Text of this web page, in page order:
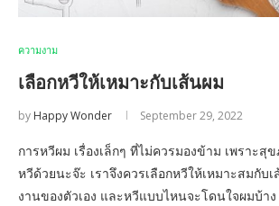
ความงาม
เลือกหวีให้เหมาะกับเส้นผม
by Happy Wonder September 29, 2022
การหวีผม เรื่องเล็กๆ ที่ไม่ควรมองข้าม เพราะ
หวีด้วยนะจ๊ะ เราจึงควรเลือกหวีให้เหมาะสมกับ
งานของตัวเอง และหวีแบบไหนจะโดนใจผมบ้า